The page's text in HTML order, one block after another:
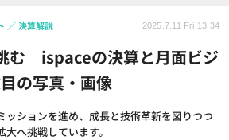
む ispaceの決算と月面ビジ
の写真・画像
ッションを進め、成長と技術革新を図りつつ
へ挑戦しています。
決算解説 2025.7.11 Fri 13:34